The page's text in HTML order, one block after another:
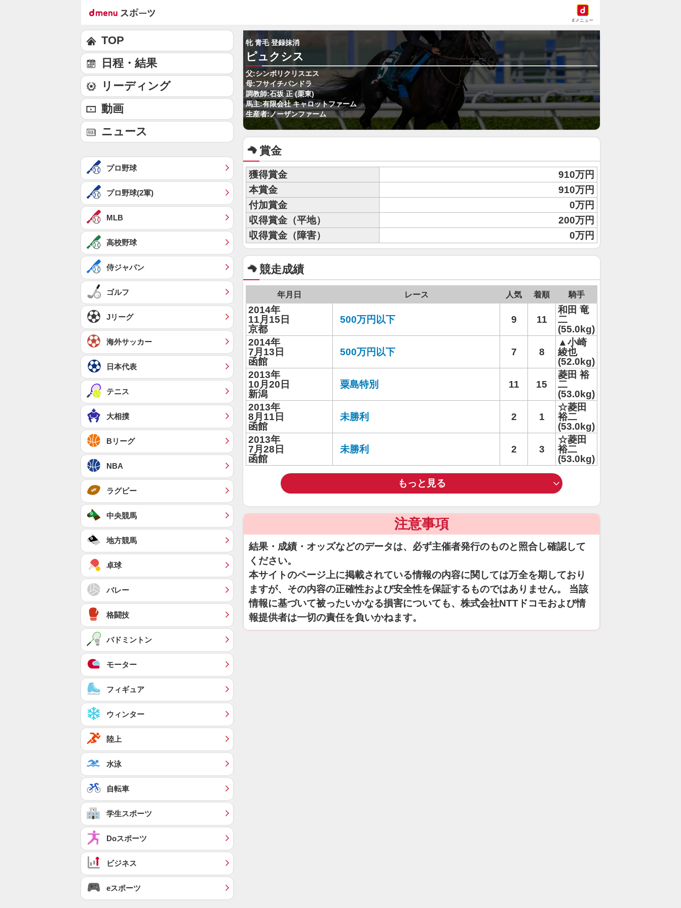
dメニュー
牝 青毛 登録抹消
ピュクシス
父:シンボリクリスエス
母:フサイチパンドラ
調教師:石坂 正 (栗東)
馬主:有限会社 キャロットファーム
生産者:ノーザンファーム
賞金
獲得賞金
910万円
本賞金
910万円
付加賞金
0万円
収得賞金（平地）
200万円
収得賞金（障害）
0万円
競走成績
年月日 レース 人気 着順 騎手
2014年
11月15日
京都
500万円以下 9 11
和田 竜
二
(55.0kg)
2014年
7月13日
函館
500万円以下 7 8
▲小崎
綾也
(52.0kg)
2013年
10月20日
新潟
粟島特別 11 15
菱田 裕
二
(53.0kg)
2013年
8月11日
函館
未勝利 2 1
☆菱田
裕二
(53.0kg)
2013年
7月28日
函館
未勝利 2 3
☆菱田
裕二
(53.0kg)
もっと見る
注意事項
結果・成績・オッズなどのデータは、必ず主催者発行のものと照合し確認して
ください。
本サイトのページ上に掲載されている情報の内容に関しては万全を期しており
ますが、その内容の正確性および安全性を保証するものではありません。 当該
情報に基づいて被ったいかなる損害についても、株式会社NTTドコモおよび情
報提供者は一切の責任を負いかねます。
TOP
日程・結果
リーディング
動画
ニュース
プロ野球
プロ野球(2軍)
MLB
高校野球
侍ジャパン
ゴルフ
Jリーグ
海外サッカー
日本代表
テニス
大相撲
Bリーグ
NBA
ラグビー
中央競馬
地方競馬
卓球
バレー
格闘技
バドミントン
モーター
フィギュア
ウィンター
陸上
水泳
自転車
学生スポーツ
Doスポーツ
ビジネス
eスポーツ